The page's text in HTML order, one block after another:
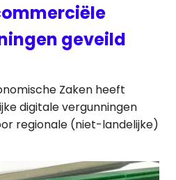
geveild
Zaken heeft
digitale vergunningen
regionale (niet-landelijke)